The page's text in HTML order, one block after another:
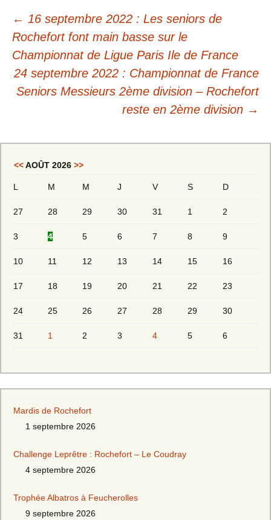
← 16 septembre 2022 : Les seniors de
Rochefort font main basse sur le
Championnat de Ligue Paris Ile de France
24 septembre 2022 : Championnat de France
Seniors Messieurs 2ème division – Rochefort
reste en 2ème division →
<<AOÛT 2026 >>
L M M J V S D
27 28 29 30 31 1 2
3 4 5 6 7 8 9
10 11 12 13 14 15 16
17 18 19 20 21 22 23
24 25 26 27 28 29 30
31 1 2 3 4 5 6
Mardis de Rochefort
1 septembre 2026
Challenge Leprêtre : Rochefort – Le Coudray
4 septembre 2026
Trophée Albatros à Feucherolles
9 septembre 2026